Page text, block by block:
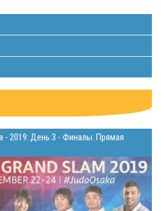
- 2019: День 3 - Финалы. Прямая